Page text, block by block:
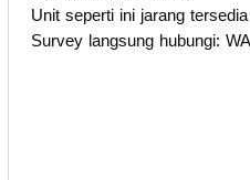
Unit seperti ini jarang
Survey langsung hubungi: